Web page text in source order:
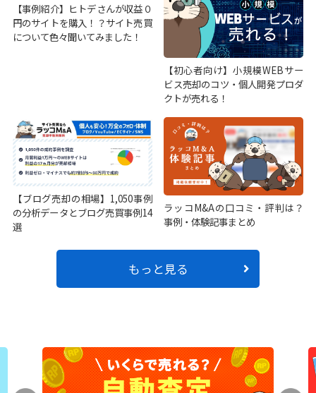
【事例紹介】ヒトデさんが収益０
円のサイトを購入！？サイト売買
について色々聞いてみました！
【初心者向け】小規模WEBサー
ビス売却のコツ・個人開発プロダ
クトが売れる！
【ブログ売却の相場】1,050事例
の分析データとブログ売買事例14
選
ラッコM&Aの口コミ・評判は？
事例・体験記事まとめ
もっと見る